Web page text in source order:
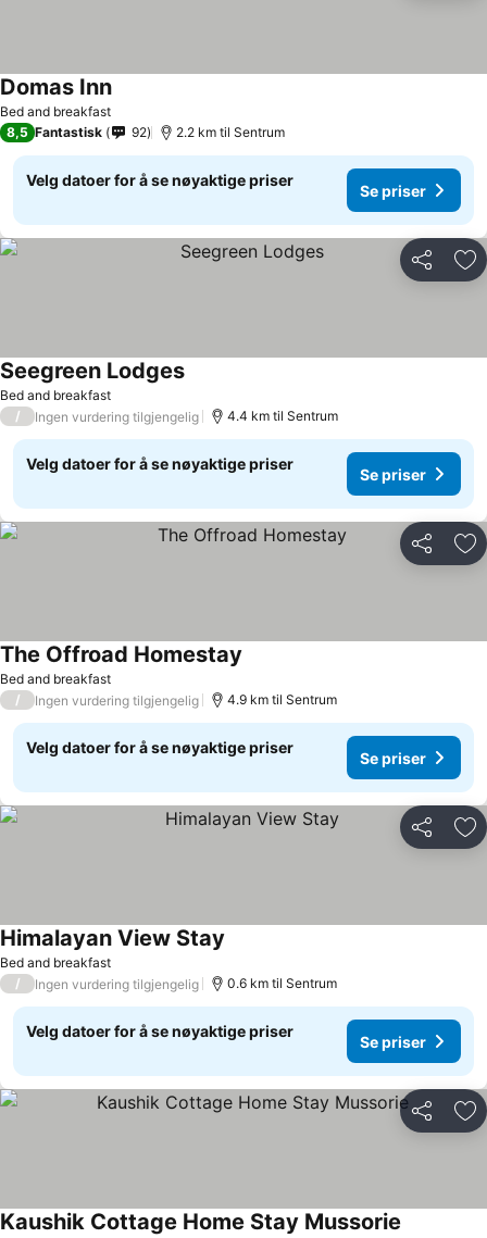
Bed and breakfast
Domas InnSe priser
8,5 Fantastisk 92 2.2 km til Sentrum
Velg datoer for å se nøyaktige priser
Se priser
Del
Bed and breakfast
Seegreen LodgesSe priser
/ Ingen vurdering tilgjengelig 4.4 km til Sentrum
Velg datoer for å se nøyaktige priser
Se priser
Del
Bed and breakfast
The Offroad Homestay
/ Ingen vurdering tilgjengelig 4.9 km til Sentrum
Velg datoer for å se nøyaktige priser
Se priser
Del
Bed and breakfast
Himalayan View Stay
/ Ingen vurdering tilgjengelig 0.6 km til Sentrum
Velg datoer for å se nøyaktige priser
Se priser
Del
Kaushik Cottage Home Stay Mussorie